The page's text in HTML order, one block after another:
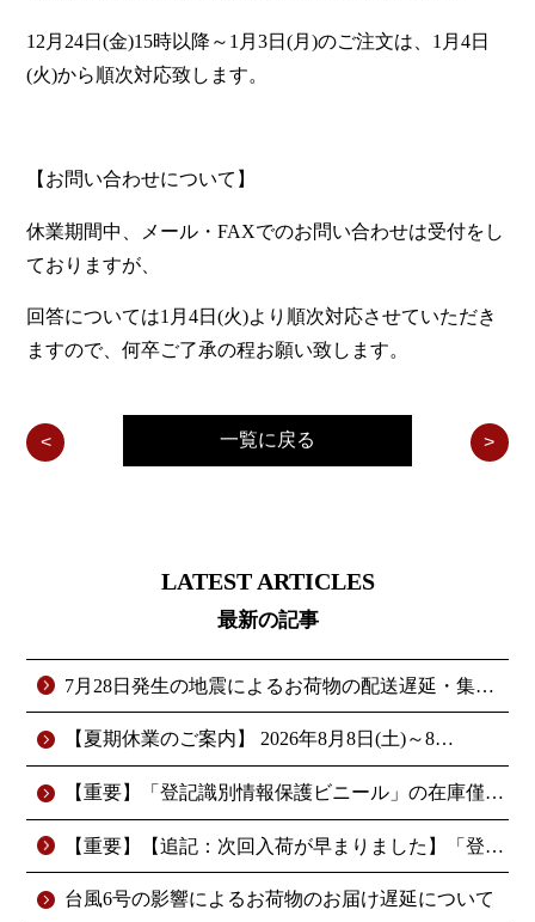
12月24日(金)15時以降～1月3日(月)のご注文は、1月4日
(火)から順次対応致します。
【お問い合わせについて】
休業期間中、メール・FAXでのお問い合わせは受付をし
ておりますが、
回答については1月4日(火)より順次対応させていただき
ますので、何卒ご了承の程お願い致します。
角型A4権利証封筒 用紙廃盤に伴う商品リニューアル
【
一覧に戻る
LATEST ARTICLES
最新の記事
7月28日発生の地震によるお荷物の配送遅延・集配停…
【夏期休業のご案内】 2026年8月8日(土)～8…
【重要】「登記識別情報保護ビニール」の在庫僅少と次…
【重要】【追記：次回入荷が早まりました】「登記識別…
台風6号の影響によるお荷物のお届け遅延について